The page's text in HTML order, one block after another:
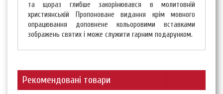
та щораз глибше закорінювався в молитовній
християнській Пропоноване видання крім мовного
опрацювання доповнене кольоровими вставками
зображень святих і може служити гарним подарунком.
Рекомендовані товари